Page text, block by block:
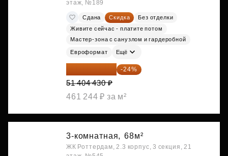
этаж, №189
Сдана Скидка
Без отделки
Живите сейчас - платите потом
Мастер-зона с санузлом и гардеробной
Евроформат Ещё
39 067 367 ₽ -24%
51 404 430 ₽
461 244 ₽ за м²
3-комнатная, 68м²
ЖК Роттердам, 2.3 корпус, 3 секция, 21